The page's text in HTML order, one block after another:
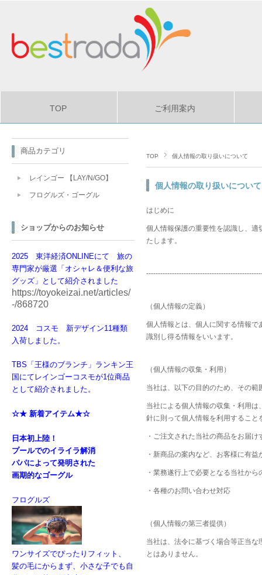
TOP ご利用案内
TOP 個人情報の取り扱いについて
個人情報の取り扱いについて
はじめに
個人情報保護の重要性を認識し、
たします。
（個人情報の定義）
個人情報とは、個人に関する情報
識別し得る情報をいいます。
（個人情報の収集・利用）
当社は、以下の目的のため、その
当社による個人情報の収集・利用
針に則って個人情報を利用するこ
・ご注文された当社の商品をお届
・新商品の案内など、お客様に有
・業務遂行上で必要となる当社か
・各種のお問い合わせ対応
（個人情報の第三者提供）
当社は、法令に基づく場合等正当
とはありません。
商品カテゴリ
レインゴー 【LAY/N/GO】
フログルズ・ゴーグル
ショップからのお知らせ
2025 東洋経済ONLINEにて 旅の
専門家が厳選「オシャレ＆便利な旅
グッズ」として紹介されました
https://toyokeizai.net/articles/
-/868720
2024 コスモ 新デザイン11種類
入荷しました。
TBS「王様のブランチ」ランキン王
国にてレインゴーコスモが1位商品
として紹介されました。
☆★ 新着アイテム★☆
日本初上陸！
プールでのイライラ解消
パパによって発明された
画期的なゴーグル
フログルズ
ワンサイズでぴったりフィット、
髪の毛にからまず、小さな子でも 自